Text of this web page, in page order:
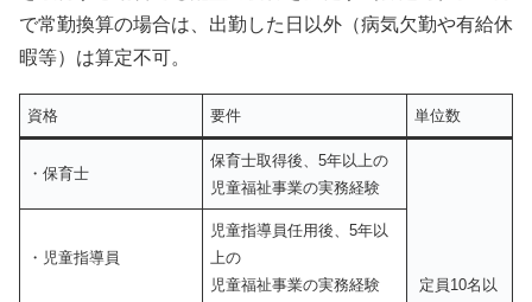
で常勤換算の場合は、出勤した日以外（病気欠勤や有給休
暇等）は算定不可。
資格 要件 単位数
・保育士
保育士取得後、5年以上の
児童福祉事業の実務経験
定員10名以
・児童指導員
児童指導員任用後、5年以
上の
児童福祉事業の実務経験